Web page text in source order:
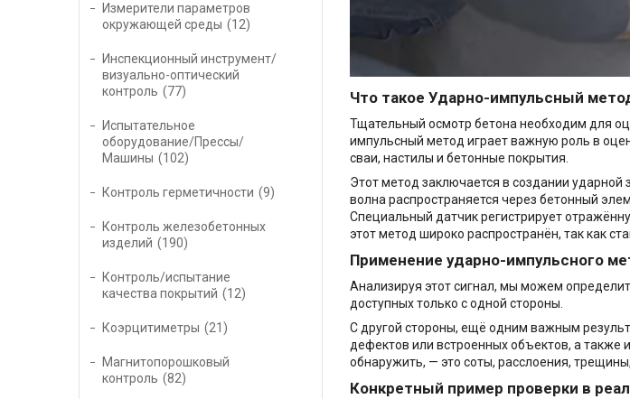
Что такое Ударно-импульсный
Тщательный осмотр бетона необходим для
импульсный метод играет важную роль в
сваи, настилы и бетонные покрытия.
Этот метод заключается в создании
волна распространяется через бетонный
Специальный датчик регистрирует
этот метод широко распространён, так как
Применение ударно-импульсного
Анализируя этот сигнал, мы можем
доступных только с одной стороны.
С другой стороны, ещё одним важным
дефектов или встроенных объектов, а
обнаружить, — это соты, расслоения,
Конкретный пример проверки в
Измерители параметров
окружающей среды
12
Инспекционный инструмент/
визуально-оптический
контроль
77
Испытательное
оборудование/Прессы/
Машины
102
Контроль герметичности 9
Контроль железобетонных
изделий
190
Контроль/испытание
качества покрытий
12
Коэрцитиметры 21
Магнитопорошковый
контроль
82